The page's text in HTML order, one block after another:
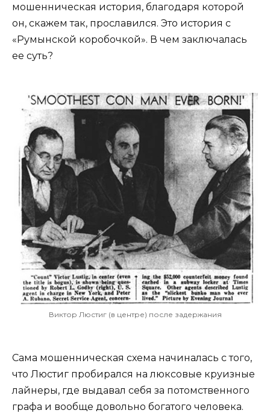
мошенническая история, благодаря которой
он, скажем так, прославился. Это история с
«Румынской коробочкой». В чем заключалась
ее суть?
Виктор Люстиг (в центре) после задержания
Сама мошенническая схема начиналась с того,
что Люстиг пробирался на люксовые круизные
лайнеры, где выдавал себя за потомственного
графа и вообще довольно богатого человека.